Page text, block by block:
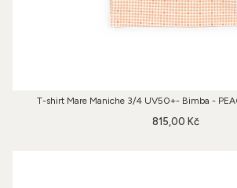
T-shirt Mare Maniche 3/4 UV50+- Bimba -
815,00 Kč